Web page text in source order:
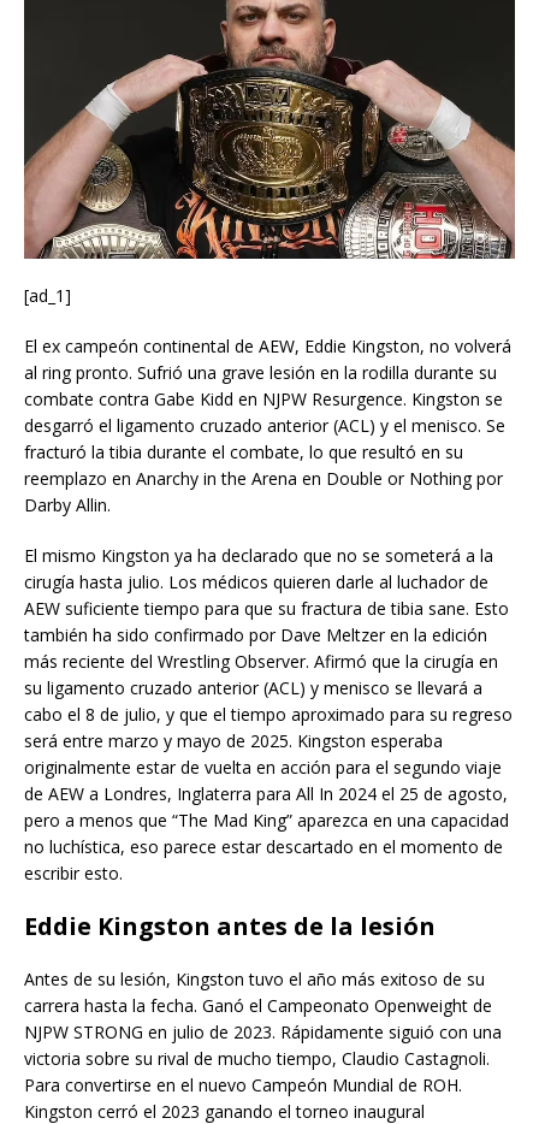
[ad_1]
El ex campeón continental de AEW, Eddie Kingston, no volverá
al ring pronto. Sufrió una grave lesión en la rodilla durante su
combate contra Gabe Kidd en NJPW Resurgence. Kingston se
desgarró el ligamento cruzado anterior (ACL) y el menisco. Se
fracturó la tibia durante el combate, lo que resultó en su
reemplazo en Anarchy in the Arena en Double or Nothing por
Darby Allin.
El mismo Kingston ya ha declarado que no se someterá a la
cirugía hasta julio. Los médicos quieren darle al luchador de
AEW suficiente tiempo para que su fractura de tibia sane. Esto
también ha sido confirmado por Dave Meltzer en la edición
más reciente del Wrestling Observer. Afirmó que la cirugía en
su ligamento cruzado anterior (ACL) y menisco se llevará a
cabo el 8 de julio, y que el tiempo aproximado para su regreso
será entre marzo y mayo de 2025. Kingston esperaba
originalmente estar de vuelta en acción para el segundo viaje
de AEW a Londres, Inglaterra para All In 2024 el 25 de agosto,
pero a menos que “The Mad King” aparezca en una capacidad
no luchística, eso parece estar descartado en el momento de
escribir esto.
Eddie Kingston antes de la lesión
Antes de su lesión, Kingston tuvo el año más exitoso de su
carrera hasta la fecha. Ganó el Campeonato Openweight de
NJPW STRONG en julio de 2023. Rápidamente siguió con una
victoria sobre su rival de mucho tiempo, Claudio Castagnoli.
Para convertirse en el nuevo Campeón Mundial de ROH.
Kingston cerró el 2023 ganando el torneo inaugural